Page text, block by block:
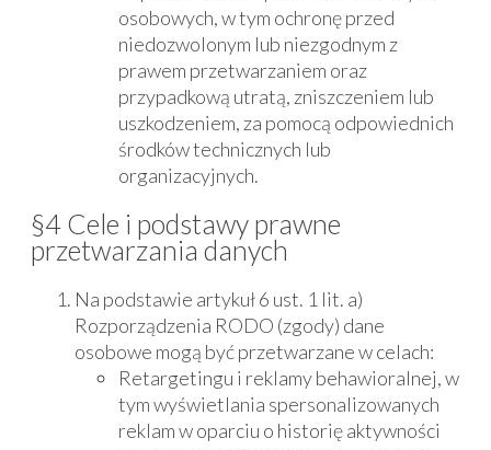
osobowych, w tym ochronę przed
niedozwolonym lub niezgodnym z
prawem przetwarzaniem oraz
przypadkową utratą, zniszczeniem lub
uszkodzeniem, za pomocą odpowiednich
środków technicznych lub
organizacyjnych.
§4 Cele i podstawy prawne
przetwarzania danych
Na podstawie artykuł 6 ust. 1 lit. a)
Rozporządzenia RODO (zgody) dane
osobowe mogą być przetwarzane w celach:
Retargetingu i reklamy behawioralnej, w
tym wyświetlania spersonalizowanych
reklam w oparciu o historię aktywności